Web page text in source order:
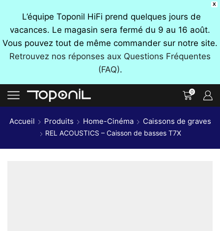
X
L’équipe Toponil HiFi prend quelques jours de
vacances. Le magasin sera fermé du 9 au 16 août.
Vous pouvez tout de même commander sur notre site.
Retrouvez nos réponses aux Questions Fréquentes
(FAQ).
0
Accueil Produits Home-Cinéma Caissons de graves
REL ACOUSTICS – Caisson de basses T7X